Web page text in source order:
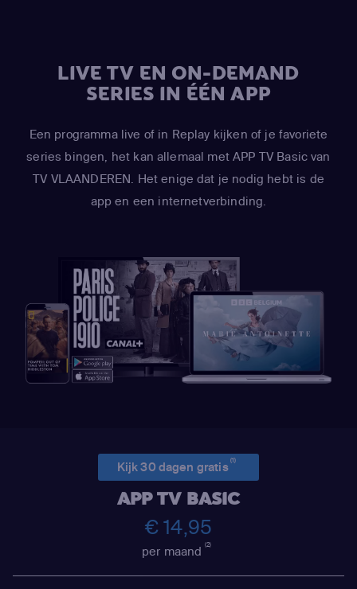
LIVE TV EN ON-DEMAND
SERIES IN ÉÉN APP
Een programma live of in Replay kijken of je favoriete
series bingen, het kan allemaal met APP TV Basic van
TV VLAANDEREN. Het enige dat je nodig hebt is de
app en een internetverbinding.
Kijk 30 dagen gratis(1)
APP TV BASIC
€ 14,95
per maand(2)